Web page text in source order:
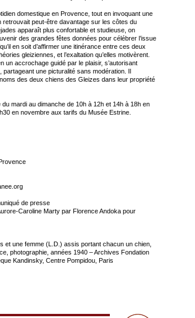
domestique en Provence, tout en invoquant une
retrouvait peut-être davantage sur les côtes du
apparaît plus confortable et studieuse, on
des grandes fêtes données pour célébrer l’issue
en soit d’affirmer une itinérance entre ces deux
gleiziennes, et l’exaltation qu’elles motivèrent.
un accrochage guidé par le plaisir, s’autorisant
partageant une picturalité sans modération. Il
des deux chiens des Gleizes dans leur propriété
du mardi au dimanche de 10h à 12h et 14h à 18h en
en novembre aux tarifs du Musée Estrine.
de presse
Caroline Marty par Florence Andoka pour
et une femme (L.D.) assis portant chacun un chien,
photographie, années 1940 – Archives Fondation
Kandinsky, Centre Pompidou, Paris